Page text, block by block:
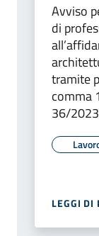
Avviso
di
tramite
comma
36/
LEGGI DI